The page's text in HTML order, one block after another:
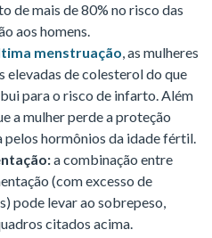
de mais de 80% no risco das
aos homens.
menstruação, as mulheres
elevadas de colesterol do que
para o risco de infarto. Além
a mulher perde a proteção
hormônios da idade fértil.
a combinação entre
(com excesso de
pode levar ao sobrepeso,
citados acima.